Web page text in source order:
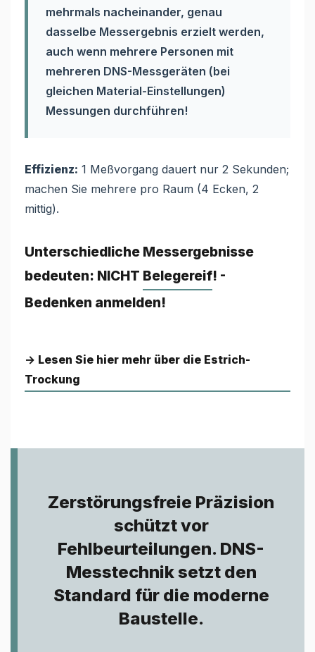
mehrmals nacheinander, genau
dasselbe Messergebnis erzielt werden,
auch wenn mehrere Personen mit
mehreren DNS-Messgeräten (bei
gleichen Material-Einstellungen)
Messungen durchführen!
Effizienz: 1 Meßvorgang dauert nur 2 Sekunden;
machen Sie mehrere pro Raum (4 Ecken, 2
mittig).
Unterschiedliche Messergebnisse
bedeuten: NICHT Belegereif! -
Bedenken anmelden!
→ Lesen Sie hier mehr über die Estrich-
Trockung
Zerstörungsfreie Präzision
schützt vor
Fehlbeurteilungen. DNS-
Messtechnik setzt den
Standard für die moderne
Baustelle.